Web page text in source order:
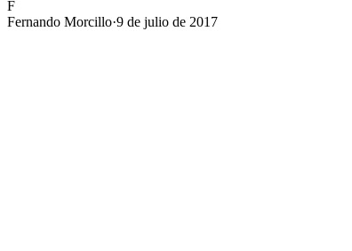
F
Fernando Morcillo·9 de julio de 2017